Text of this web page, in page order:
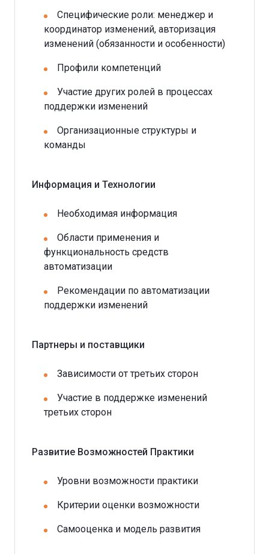
Специфические роли: менеджер и
координатор изменений, авторизация
изменений (обязанности и особенности)
Профили компетенций
Участие других ролей в процессах
поддержки изменений
Организационные структуры и
команды
Информация и Технологии
Необходимая информация
Области применения и
функциональность средств
автоматизации
Рекомендации по автоматизации
поддержки изменений
Партнеры и поставщики
Зависимости от третьих сторон
Участие в поддержке изменений
третьих сторон
Развитие Возможностей Практики
Уровни возможности практики
Критерии оценки возможности
Самооценка и модель развития